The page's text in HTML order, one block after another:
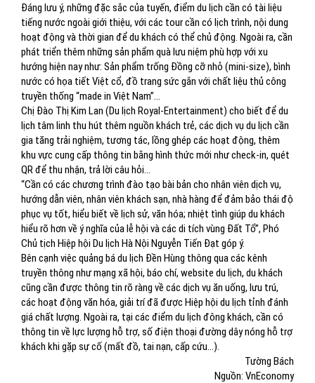
Đáng lưu ý, những đặc sắc của tuyến, điểm du lịch cần có tài liệu
tiếng nước ngoài giới thiệu, với các tour cần có lịch trình, nội dung
hoạt động và thời gian để du khách có thể chủ động. Ngoài ra, cần
phát triển thêm những sản phẩm quà lưu niệm phù hợp với xu
hướng hiện nay như: Sản phẩm trống Đồng cỡ nhỏ (mini-size), bình
nước có họa tiết Việt cổ, đồ trang sức gắn với chất liệu thủ công
truyền thống “made in Việt Nam”…
Chị Đào Thị Kim Lan (Du lịch Royal-Entertainment) cho biết để du
lịch tâm linh thu hút thêm nguồn khách trẻ, các dịch vụ du lịch cần
gia tăng trải nghiệm, tương tác, lồng ghép các hoạt động, thêm
khu vực cung cấp thông tin bằng hình thức mới như check-in, quét
QR để thu nhận, trả lời câu hỏi…
“Cần có các chương trình đào tạo bài bản cho nhân viên dịch vụ,
hướng dẫn viên, nhân viên khách sạn, nhà hàng để đảm bảo thái độ
phục vụ tốt, hiểu biết về lịch sử, văn hóa; nhiệt tình giúp du khách
hiểu rõ hơn về ý nghĩa của lễ hội và các di tích vùng Đất Tổ”, Phó
Chủ tịch Hiệp hội Du lịch Hà Nội Nguyễn Tiến Đạt góp ý.
Bên cạnh việc quảng bá du lịch Đền Hùng thông qua các kênh
truyền thông như mạng xã hội, báo chí, website du lịch, du khách
cũng cần được thông tin rõ ràng về các dịch vụ ăn uống, lưu trú,
các hoạt động văn hóa, giải trí đã được Hiệp hội du lịch tỉnh đánh
giá chất lượng. Ngoài ra, tại các điểm du lịch đông khách, cần có
thông tin về lực lượng hỗ trợ, số điện thoại đường dây nóng hỗ trợ
khách khi gặp sự cố (mất đồ, tai nạn, cấp cứu…).
Tường Bách
Nguồn: VnEconomy